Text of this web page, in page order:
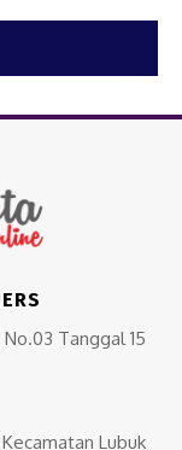
No.03 Tanggal 15
Lubuk